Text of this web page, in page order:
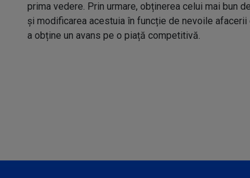
prima vedere. Prin urmare, obținerea celui mai bun
și modificarea acestuia în funcție de nevoile
a obține un avans pe o piață competitivă.